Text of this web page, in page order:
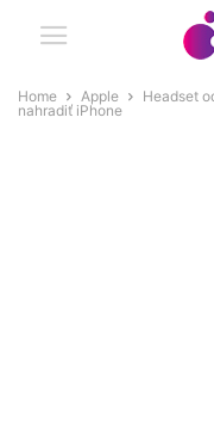
Home Apple
Headset
nahradiť iPhone